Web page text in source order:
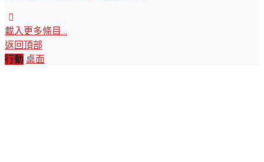
載入更多條目…
返回頂部
行動 桌面